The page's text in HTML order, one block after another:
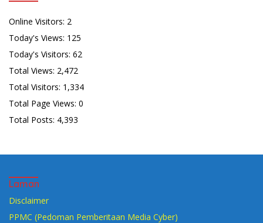
Online Visitors: 2
Today's Views: 125
Today's Visitors: 62
Total Views: 2,472
Total Visitors: 1,334
Total Page Views: 0
Total Posts: 4,393
Laman
Disclaimer
PPMC (Pedoman Pemberitaan Media Cyber)